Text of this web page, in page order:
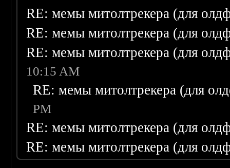
RE: мемы митолтрекера (для
RE: мемы митолтрекера (для
RE: мемы митолтрекера (для
10:15 AM
RE: мемы митолтрекера (для
PM
RE: мемы митолтрекера (для
RE: мемы митолтрекера (для